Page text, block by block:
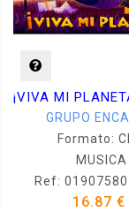
GRUPO
Formato:
MUSICA
Ref:
16.87 €